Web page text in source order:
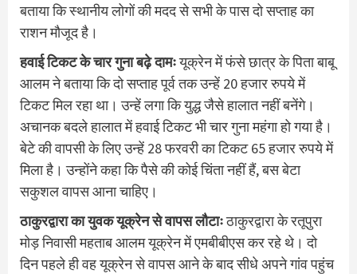
बताया कि स्थानीय लोगों की मदद से सभी के पास दो सप्ताह का
राशन मौजूद है।
हवाई टिकट के चार गुना बढ़े दामःयूक्रेन में फंसे छात्र के पिता बाबू
आलम ने बताया कि दो सप्ताह पूर्व तक उन्हें 20 हजार रुपये में
टिकट मिल रहा था। उन्हें लगा कि युद्ध जैसे हालात नहीं बनेंगे।
अचानक बदले हालात में हवाई टिकट भी चार गुना महंगा हो गया है।
बेटे की वापसी के लिए उन्हें 28 फरवरी का टिकट 65 हजार रुपये में
मिला है। उन्होंने कहा कि पैसे की कोई चिंता नहीं हैं, बस बेटा
सकुशल वापस आना चाहिए।
ठाकुरद्वारा का युवक यूक्रेन से वापस लौटाःठाकुरद्वारा के रतूपुरा
मोड़ निवासी महताब आलम यूक्रेन में एमबीबीएस कर रहे थे। दो
दिन पहले ही वह यूक्रेन से वापस आने के बाद सीधे अपने गांव पहुंच